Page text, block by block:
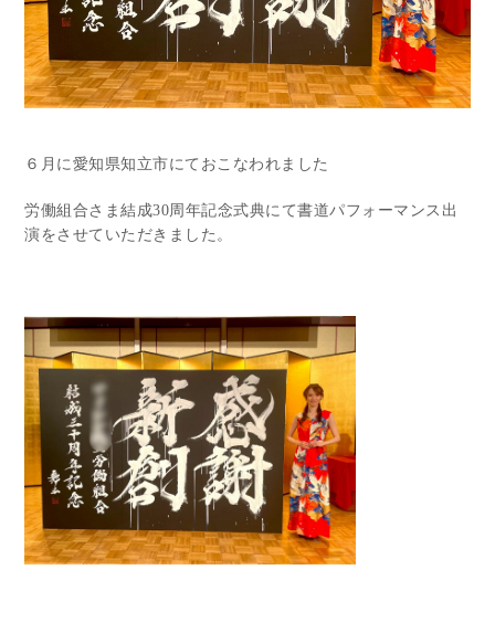
６月に愛知県知立市にておこなわれました
労働組合さま結成30周年記念式典にて書道パフォーマンス出
演をさせていただきました。